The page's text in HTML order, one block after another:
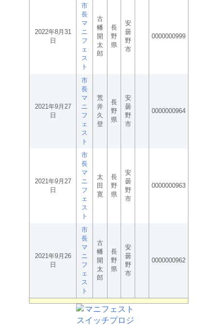
2022年8月31
日
市
長
マ
ニ
フ
ェ
ス
ト
古
幡
開
太
郎
長
野
県
安
曇
野
市
0000000999
2021年9月27
日
市
長
マ
ニ
フ
ェ
ス
ト
荒
井
久
登
長
野
県
安
曇
野
市
0000000964
2021年9月27
日
市
長
マ
ニ
フ
ェ
ス
ト
太
田
寛
長
野
県
安
曇
野
市
0000000963
2021年9月26
日
市
長
マ
ニ
フ
ェ
ス
ト
古
幡
開
太
郎
長
野
県
安
曇
野
市
0000000962